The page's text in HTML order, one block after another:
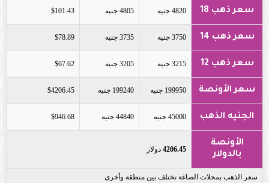
سعر ذهب 18 4820 جنيه 4805 جنيه $101.43
سعر ذهب 14 3750 جنيه 3735 جنيه $78.89
سعر ذهب 12 3215 جنيه 3205 جنيه $67.62
سعر الأونصة 199950 جنيه 199240 جنيه $4206.45
الجنيه الذهب 45000 جنيه 44840 جنيه $946.68
الأونصة
بالدولار
4206.45 دولار
سعر الذهب بمحلات الصاغة تختلف بين منطقة وأخرى